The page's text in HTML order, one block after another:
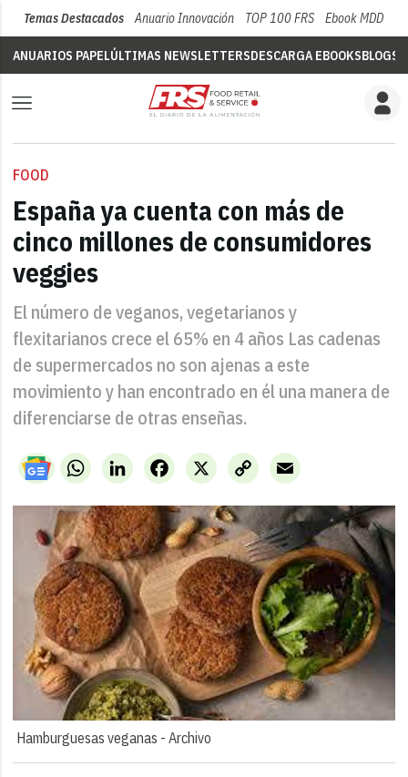
Temas Destacados Anuario Innovación TOP 100 FRS Ebook MDD
ANUARIOS PAPELÚLTIMAS NEWSLETTERSDESCARGA EBOOKSBLOGS
FOOD
España ya cuenta con más de
cinco millones de consumidores
veggies
El número de veganos, vegetarianos y
flexitarianos crece el 65% en 4 años Las cadenas
de supermercados no son ajenas a este
movimiento y han encontrado en él una manera de
diferenciarse de otras enseñas.
WhatsAppLinkedIn X
Facebook
Copy
Link
Email
Hamburguesas veganas -Archivo